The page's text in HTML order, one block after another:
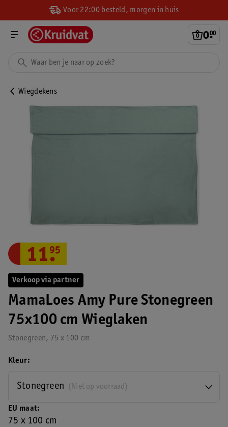
Voor 22:00 besteld, morgen in huis
0.
00
Wiegdekens
Verkoop via partner
MamaLoes Amy Pure Stonegreen
75x100 cm Wieglaken
Stonegreen, 75 x 100 cm
11.
95
EU maat
75 x 100 cm
Kleur
(Niet op voorraad)
Stonegreen